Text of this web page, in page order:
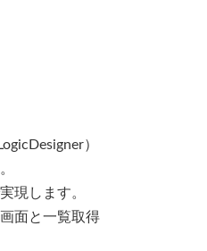
）
現します。
面と一覧取得